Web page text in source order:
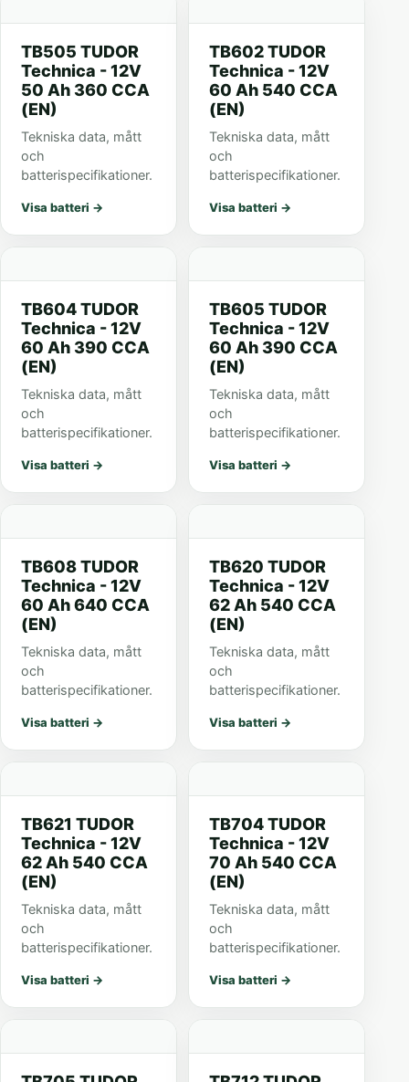
TB505 TUDOR
Technica - 12V
50 Ah 360 CCA
(EN)
Tekniska data, mått
och
batterispecifikationer.
Visa batteri →
TB602 TUDOR
Technica - 12V
60 Ah 540 CCA
(EN)
Tekniska data, mått
och
batterispecifikationer.
Visa batteri →
TB604 TUDOR
Technica - 12V
60 Ah 390 CCA
(EN)
Tekniska data, mått
och
batterispecifikationer.
Visa batteri →
TB605 TUDOR
Technica - 12V
60 Ah 390 CCA
(EN)
Tekniska data, mått
och
batterispecifikationer.
Visa batteri →
TB608 TUDOR
Technica - 12V
60 Ah 640 CCA
(EN)
Tekniska data, mått
och
batterispecifikationer.
Visa batteri →
TB620 TUDOR
Technica - 12V
62 Ah 540 CCA
(EN)
Tekniska data, mått
och
batterispecifikationer.
Visa batteri →
TB621 TUDOR
Technica - 12V
62 Ah 540 CCA
(EN)
Tekniska data, mått
och
batterispecifikationer.
Visa batteri →
TB704 TUDOR
Technica - 12V
70 Ah 540 CCA
(EN)
Tekniska data, mått
och
batterispecifikationer.
Visa batteri →